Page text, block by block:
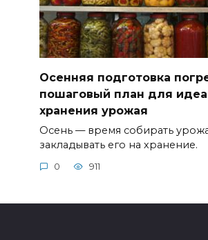
Осенняя подготовка
пошаговый план для
хранения урожая
Осень — время собирать
закладывать его на хранение.
0 911